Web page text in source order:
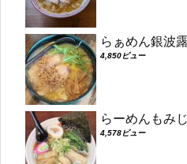
らぁめん銀波
4,850ビュー
らーめんもみ
4,578ビュー